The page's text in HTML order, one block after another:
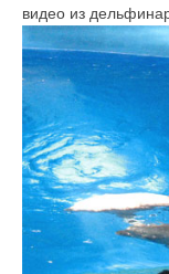
видео из